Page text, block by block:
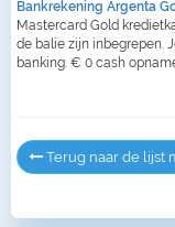
Bankrekening Argenta
Mastercard Gold
de balie zijn inbegrepen.
banking. € 0 cash
Terug naar de lijst